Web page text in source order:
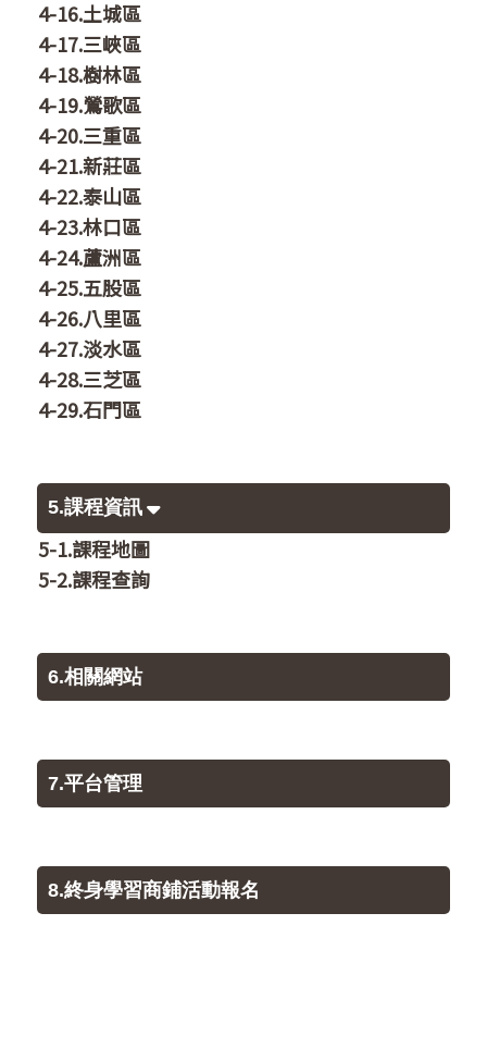
4-16.土城區
4-17.三峽區
4-18.樹林區
4-19.鶯歌區
4-20.三重區
4-21.新莊區
4-22.泰山區
4-23.林口區
4-24.蘆洲區
4-25.五股區
4-26.八里區
4-27.淡水區
4-28.三芝區
4-29.石門區
5.課程資訊
5-1.課程地圖
5-2.課程查詢
6.相關網站
7.平台管理
8.終身學習商鋪活動報名